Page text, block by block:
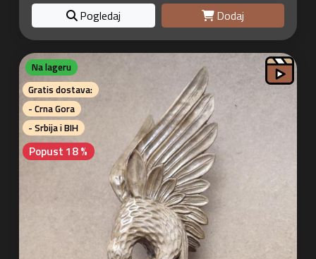
Pogledaj
Dodaj
Na lageru
Gratis dostava:
- Crna Gora
- Srbija i BIH
Popust 18 %